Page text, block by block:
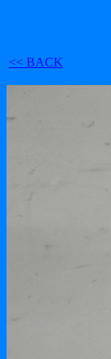
<< BACK